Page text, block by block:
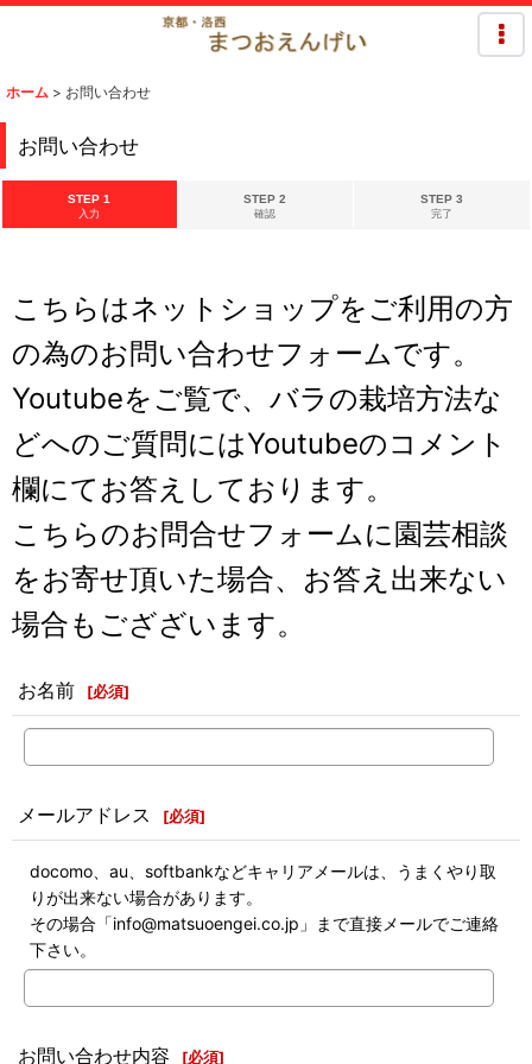
ホーム > お問い合わせ
お問い合わせ
STEP 1
入力
STEP 2
確認
STEP 3
完了
こちらはネットショップをご利用の方
の為のお問い合わせフォームです。
Youtubeをご覧で、バラの栽培方法な
どへのご質問にはYoutubeのコメント
欄にてお答えしております。
こちらのお問合せフォームに園芸相談
をお寄せ頂いた場合、お答え出来ない
場合もござざいます。
お名前 [必須]
メールアドレス [必須]
docomo、au、softbankなどキャリアメールは、うまくやり取
りが出来ない場合があります。
その場合「info@matsuoengei.co.jp」まで直接メールでご連絡
下さい。
お問い合わせ内容 [必須]